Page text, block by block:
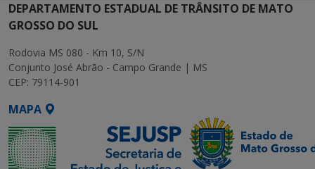
DEPARTAMENTO ESTADUAL DE TRÂNSITO DE MATO
GROSSO DO SUL
Rodovia MS 080 - Km 10, S/N
Conjunto José Abrão - Campo Grande | MS
CEP: 79114-901
MAPA